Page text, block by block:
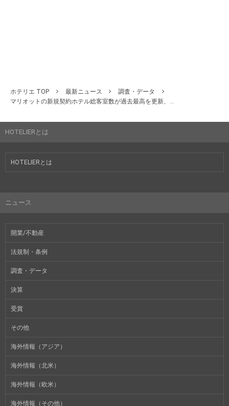
ホテリエ TOP 最新ニュース
調査・データ
マリオットの新規契約ホテル総客室数が過去最高を更新、...
HOTELIERとは
HOTELIERとは
ニュース
開業/不動産
法規制・条例
調査・データ
決算
受賞
その他
海外情報（アジア）
海外情報（北米）
海外情報（欧米）
海外情報（その他）